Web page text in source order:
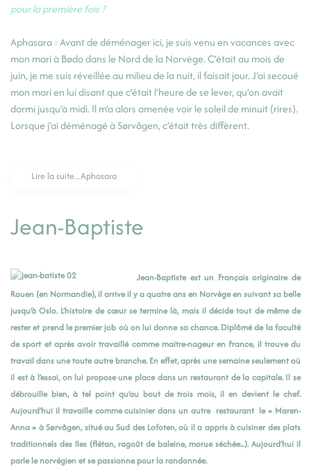
pour la première fois ?
Aphasara : Avant de déménager ici, je suis venu en vacances avec
mon mari à Bødo dans le Nord de la Norvège. C’était au mois de
juin, je me suis réveillée au milieu de la nuit, il faisait jour. J’ai secoué
mon mari en lui disant que c’était l’heure de se lever, qu’on avait
dormi jusqu’à midi. Il m’a alors amenée voir le soleil de minuit (rires).
Lorsque j’ai déménagé à Sørvågen, c’était très diffèrent.
Lire la suite...Aphasara
Jean-Baptiste
Jean-Baptiste est un Français originaire de
Rouen (en Normandie), il arrive il y a quatre ans en Norvège en suivant sa belle
jusqu’à Oslo. L’histoire de cœur se termine là, mais il décide tout de même de
rester et prend le premier job où on lui donne sa chance. Diplômé de la faculté
de sport et après avoir travaillé comme maitre-nageur en France, il trouve du
travail dans une toute autre branche. En effet, après une semaine seulement où
il est à l’essai, on lui propose une place dans un restaurant de la capitale. Il se
débrouille bien, à tel point qu’au bout de trois mois, il en devient le chef.
Aujourd‘hui il travaille comme cuisinier dans un autre restaurant le « Maren-
Anna » à Sørvågen, situé au Sud des Lofoten, où il a appris à cuisiner des plats
traditionnels des îles (flétan, ragoût de baleine, morue séchée...). Aujourd’hui il
parle le norvégien et se passionne pour la randonnée.